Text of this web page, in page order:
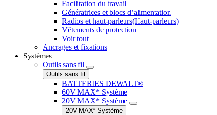
Facilitation du travail
Génératrices et blocs d’alimentation
Radios et haut-parleurs(Haut-parleurs)
Vêtements de protection
Voir tout
Ancrages et fixations
Systèmes
Outils sans fil
Outils sans fil
BATTERIES DEWALT®
60V MAX* Système
20V MAX* Système
20V MAX* Système